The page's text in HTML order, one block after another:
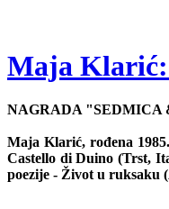
Maja Klarić:
NAGRADA "SEDMICA
Maja Klarić, rođena
Castello di Duino (Trst,
poezije - Život u ruksaku